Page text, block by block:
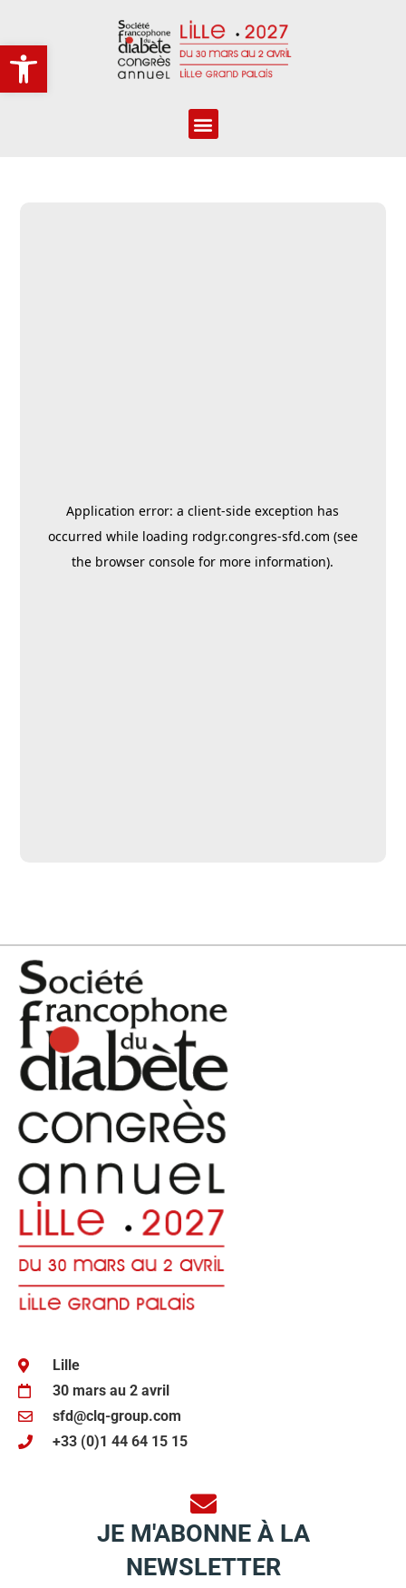
Ouvrir la barre d’outils
Lille
30 mars au 2 avril
sfd@clq-group.com
+33 (0)1 44 64 15 15
JE M'ABONNE À LA
NEWSLETTER